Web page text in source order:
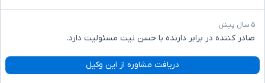
۵ سال پیش
صادر کننده در برابر دارنده با حسن نیت مسئولیت دارد.
دریافت مشاوره از این وکیل